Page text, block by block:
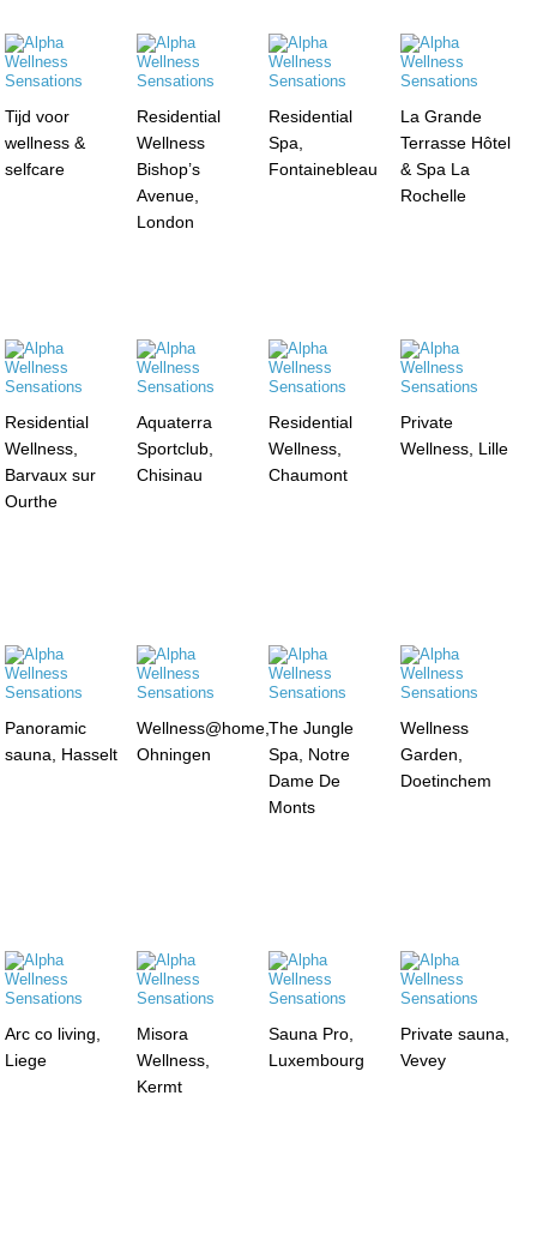
Tijd voor
wellness &
selfcare
Residential
Wellness
Bishop’s
Avenue,
London
Residential
Spa,
Fontainebleau
La Grande
Terrasse Hôtel
& Spa La
Rochelle
Residential
Wellness,
Barvaux sur
Ourthe
Aquaterra
Sportclub,
Chisinau
Residential
Wellness,
Chaumont
Private
Wellness, Lille
Panoramic
sauna, Hasselt
Wellness@home,
Ohningen
The Jungle
Spa, Notre
Dame De
Monts
Wellness
Garden,
Doetinchem
Arc co living,
Liege
Misora
Wellness,
Kermt
Sauna Pro,
Luxembourg
Private sauna,
Vevey